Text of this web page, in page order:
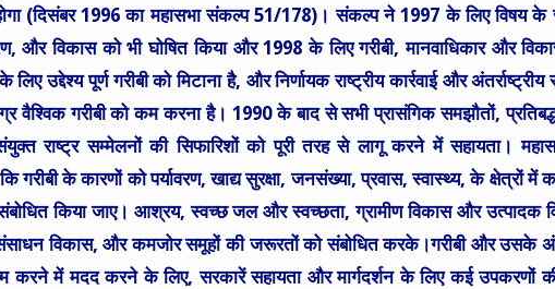
(दिसंबर 1996 का महासभा संकल्प 51/178)। संकल्प ने 1997 के लिए विषय
और विकास को भी घोषित किया और 1998 के लिए गरीबी, मानवाधिकार और
उद्देश्य पूर्ण गरीबी को मिटाना है, और निर्णायक राष्ट्रीय कार्रवाई और
वैश्विक गरीबी को कम करना है। 1990 के बाद से सभी प्रासंगिक समझौतों,
राष्ट्र सम्मेलनों की सिफारिशों को पूरी तरह से लागू करने में सहायता।
गरीबी के कारणों को पर्यावरण, खाद्य सुरक्षा, जनसंख्या, प्रवास, स्वास्थ्य, के क्षेत्रों में
किया जाए। आश्रय, स्वच्छ जल और स्वच्छता, ग्रामीण विकास और उत्पादक
विकास, और कमजोर समूहों की जरूरतों को संबोधित करके।गरीबी और उसके
करने में मदद करने के लिए, सरकारें सहायता और मार्गदर्शन के लिए कई उपकरणों